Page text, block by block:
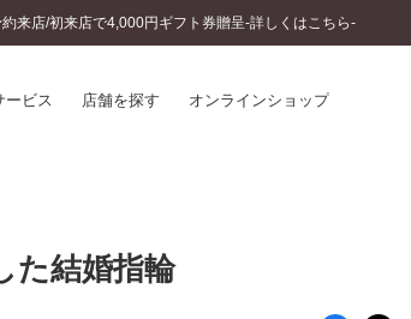
来店/初来店で4,000円ギフト券贈呈-詳しくはこちら-
ービス 店舗を探す オンラインショップ
セットリングとは
た結婚指輪